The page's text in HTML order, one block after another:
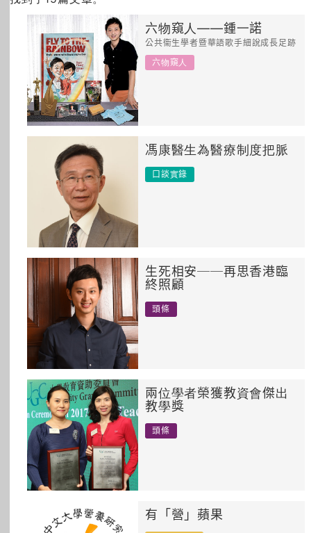
所有主題 六物窺人——鍾一諾
公共衞生學者暨華語歌手細說成長足跡
六物窺人
馮康醫生為醫療制度把脈
口談實錄
生死相安──再思香港臨
終照顧
頭條
兩位學者榮獲教資會傑出
教學獎
頭條
有「營」蘋果